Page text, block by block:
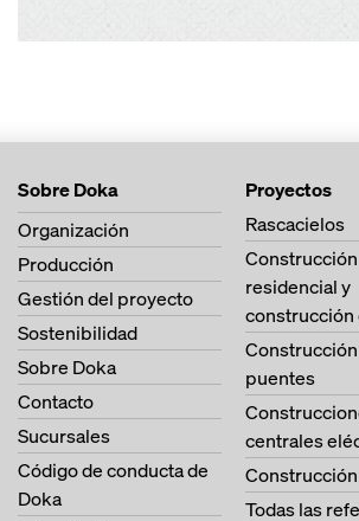
Sobre Doka
Organización
Producción
Gestión del proyecto
Sostenibilidad
Sobre Doka
Contacto
Sucursales
Código de conducta de
Doka
Proyectos
Rascacielos
Construcción
residencial y
construcción
puentes
centrales
Todas las